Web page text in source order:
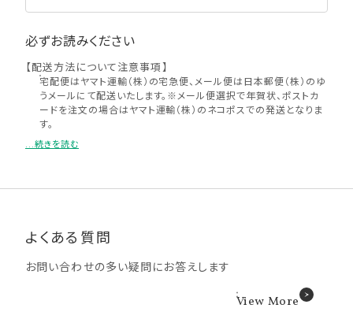
必ずお読みください
【配送方法について注意事項】
宅配便はヤマト運輸（株）の宅急便、メール便は日本郵便（株）のゆ
うメールにて配送いたします。※メール便選択で年賀状、ポストカ
ードを注文の場合はヤマト運輸（株）のネコポスでの発送となりま
す。
「写真雑貨」をご注文いただいた場合、写真店受け取り、コンビニ受
け取りはお選びいただけません。
できません。
商品を複数注文いただいた場合、厚さ規定により宅配便での配送
メール便について、ポスト投函となりますのでメールボックスが小
さい場合や手渡しでの受け取りをご希望の場合は、宅配便をお選
...続きを読む
よくある質問
お問い合わせの多い疑問にお答えします
View More